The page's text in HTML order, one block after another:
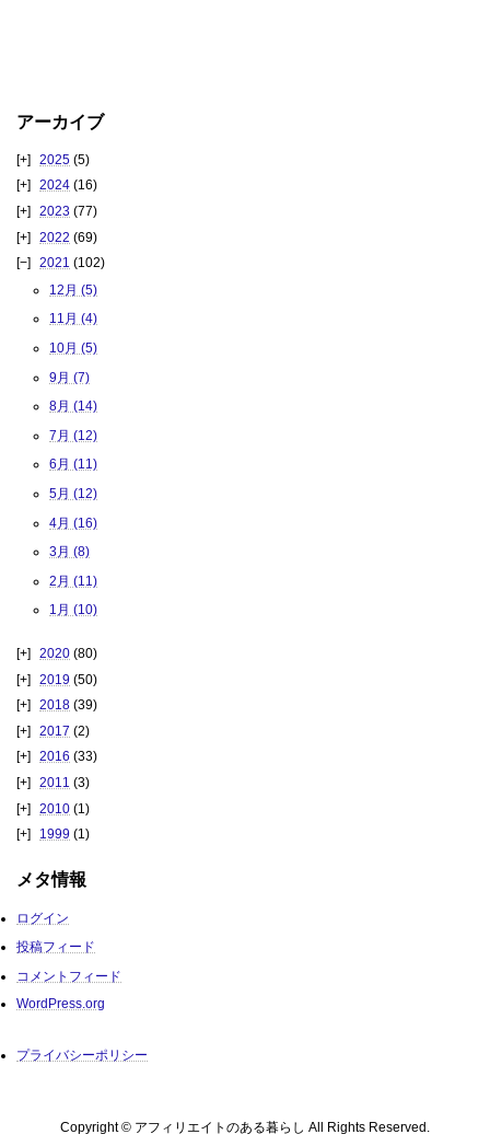
アーカイブ
2025 (5)
2024 (16)
2023 (77)
2022 (69)
2021 (102)
12月 (5)
11月 (4)
10月 (5)
9月 (7)
8月 (14)
7月 (12)
6月 (11)
5月 (12)
4月 (16)
3月 (8)
2月 (11)
1月 (10)
2020 (80)
2019 (50)
2018 (39)
2017 (2)
2016 (33)
2011 (3)
2010 (1)
1999 (1)
メタ情報
ログイン
投稿フィード
コメントフィード
WordPress.org
プライバシーポリシー
Copyright © アフィリエイトのある暮らし All Rights Reserved.